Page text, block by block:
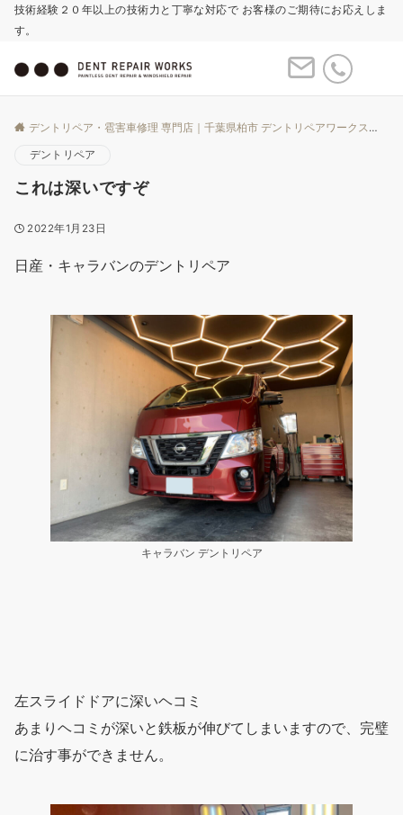
技術経験２０年以上の技術力と丁寧な対応で お客様のご期待にお応えしま
す。
デントリペア・雹害車修理 専門店｜千葉県柏市 デントリペアワークス
デントリペア
これは深いですぞ
2022年1月23日
日産・キャラバンのデントリペア
キャラバン デントリペア
左スライドドアに深いヘコミ
あまりヘコミが深いと鉄板が伸びてしまいますので、完璧
に治す事ができません。